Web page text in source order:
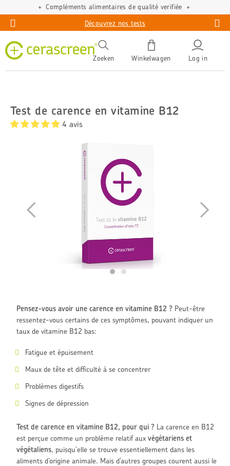
Compléments alimentaires de qualité verifiée
Découvrez nos tests
Zoeken Winkelwagen Log in
Test de carence en vitamine B12
4 avis
Pensez-vous avoir une carence en vitamine B12 ? Peut-être
ressentez-vous certains de ces symptômes, pouvant indiquer un
taux de vitamine B12 bas:
Fatigue et épuisement
Maux de tête et difficulté à se concentrer
Problèmes digestifs
Signes de dépression
Test de carence en vitamine B12, pour qui ? La carence en B12
est perçue comme un problème relatif auxvégétariens et
végétaliens, puisqu'elle se trouve essentiellement dans les
aliments d’origine animale. Mais d’autres groupes courent aussi le